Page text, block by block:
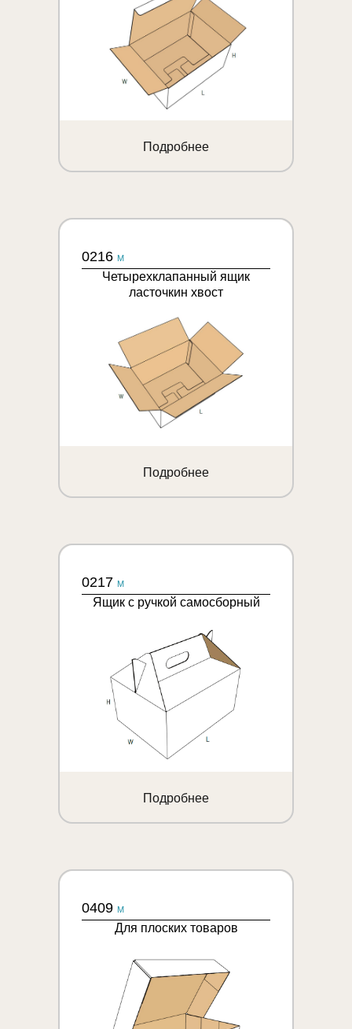
Подробнее
0216 M
Четырехклапанный ящик
ласточкин хвост
Подробнее
0217 M
Ящик с ручкой самосборный
Подробнее
0409 M
Для плоских товаров